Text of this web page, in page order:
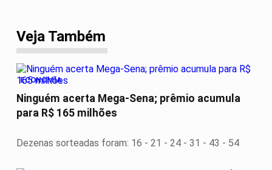
Veja Também
ECONOMIA
Ninguém acerta Mega-Sena; prêmio acumula
para R$ 165 milhões
Dezenas sorteadas foram: 16 - 21 - 24 - 31 - 43 - 54